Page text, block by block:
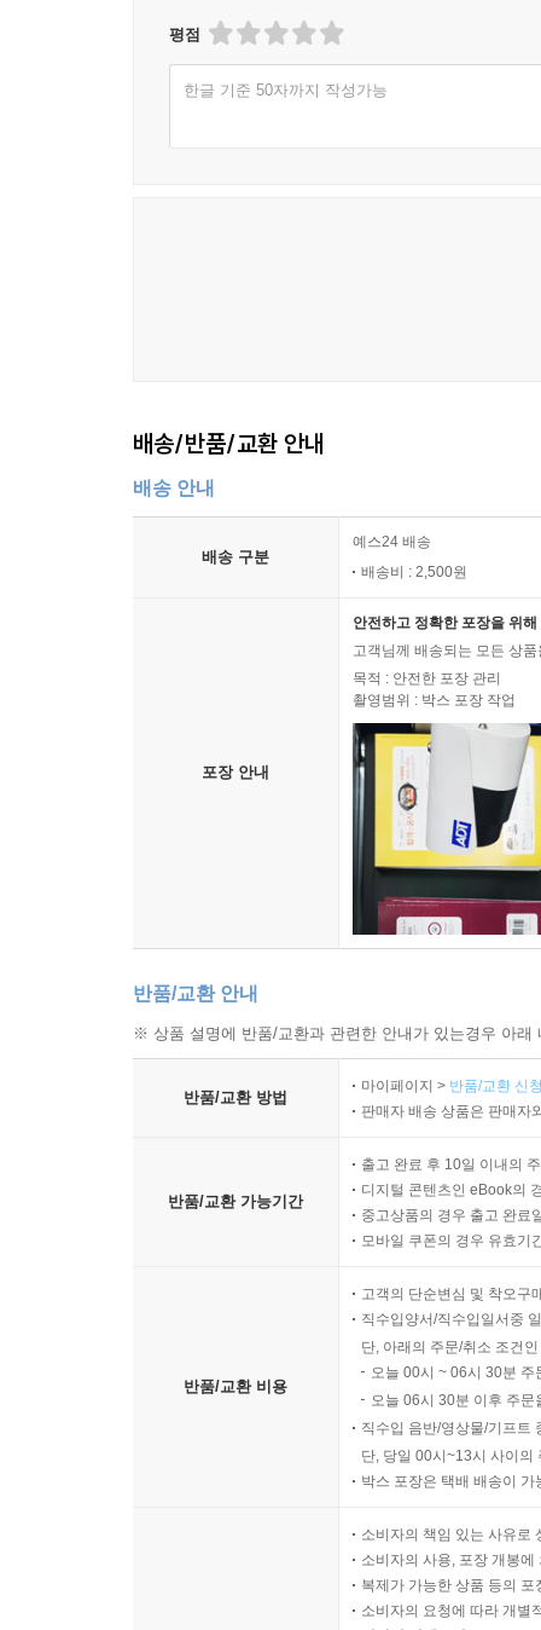
평점
한글 기준 50자까지 작성가능
배송/반품/교환 안내
배송 안내
배송 구분
예스24 배송
배송비 : 2,500원
포장 안내
안전하고 정확한 포장을 위
고객님께 배송되는 모든 상
목적 : 안전한 포장 관리
촬영범위 : 박스 포장 작업
반품/교환 안내
※ 상품 설명에 반품/교환과 관련한 안내가 있는경우 아
반품/교환 방법
마이페이지 > 반품/교환 신
판매자 배송 상품은 판매자
반품/교환 가능기간
출고 완료 후 10일 이내의
디지털 콘텐츠인 eBook의
중고상품의 경우 출고 완료
모바일 쿠폰의 경우 유효기
반품/교환 비용
고객의 단순변심 및 착오구
직수입양서/직수입일서중
단, 아래의 주문/취소 조건
오늘 00시 ~ 06시 30분
오늘 06시 30분 이후 주
직수입 음반/영상물/기프트
단, 당일 00시~13시 사이의
박스 포장은 택배 배송이
소비자의 책임 있는 사유로
소비자의 사용, 포장 개봉
복제가 가능한 상품 등의
소비자의 요청에 따라 개별